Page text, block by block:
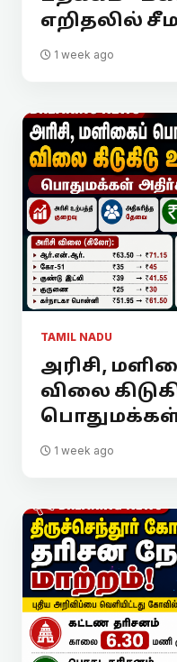
எறிதலில்
1 week ago
TAMIL NADU
அரிசி,
விலை
பொதுமக்கள்
1 week ago